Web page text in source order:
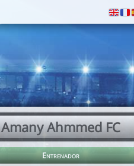
Amany Ahmmed FC
Entrenador